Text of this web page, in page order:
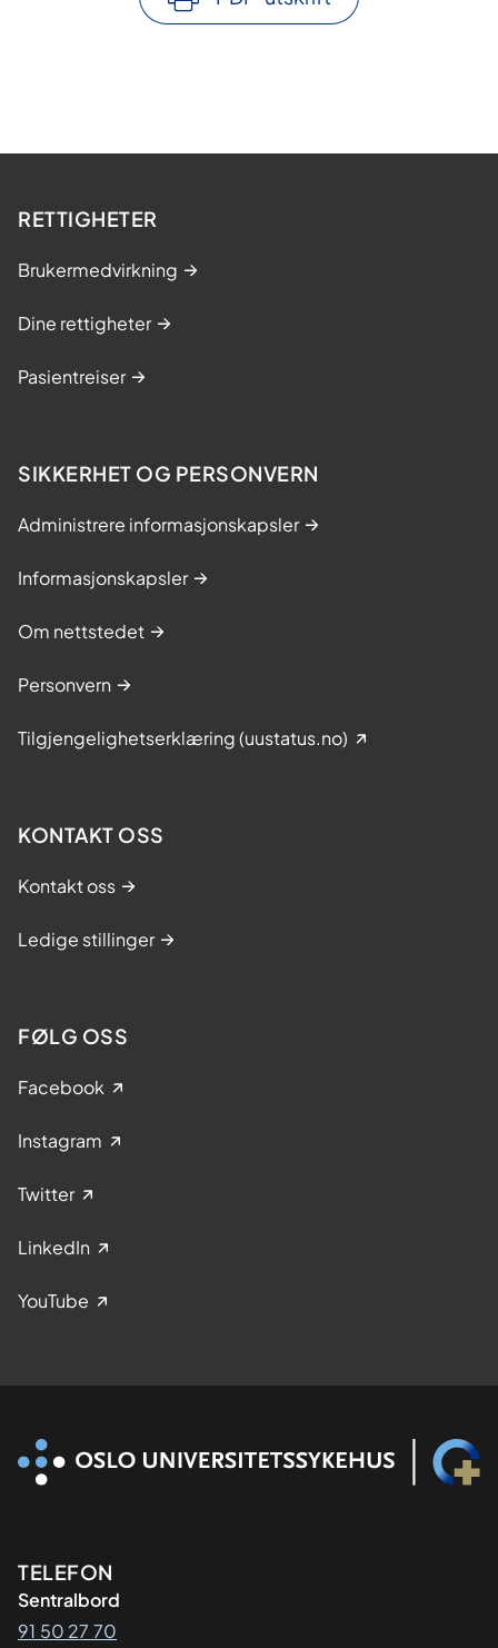
RETTIGHETER
Brukermedvirkning
Dine rettigheter
Pasientreiser
SIKKERHET OG PERSONVERN
Administrere informasjonskapsler
Informasjonskapsler
Om nettstedet
Personvern
Tilgjengelighetserklæring (uustatus.no)
KONTAKT OSS
Kontakt oss
Ledige stillinger
FØLG OSS
Facebook
Instagram
Twitter
LinkedIn
YouTube
Kontaktinformasjon
TELEFON
Sentralbord
91 50 27 70